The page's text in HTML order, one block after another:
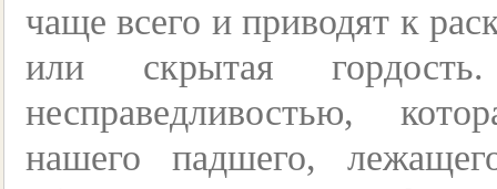
чаще всего и приводят к
или скрытая
несправедливостью,
нашего падшего,